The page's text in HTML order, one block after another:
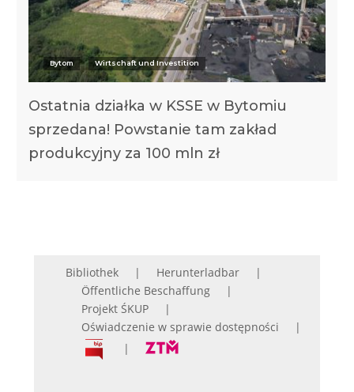
Bytom Wirtschaft und Investition
Ostatnia działka w KSSE w Bytomiu
sprzedana! Powstanie tam zakład
produkcyjny za 100 mln zł
Bibliothek
Herunterladbar
Öffentliche Beschaffung
Projekt ŚKUP
Oświadczenie w sprawie dostępności